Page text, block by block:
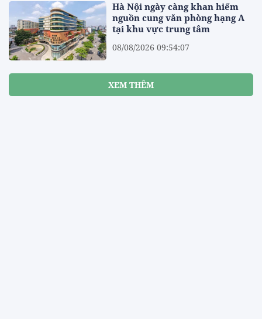
Hà Nội ngày càng khan hiếm
nguồn cung văn phòng hạng A
tại khu vực trung tâm
08/08/2026 09:54:07
XEM THÊM